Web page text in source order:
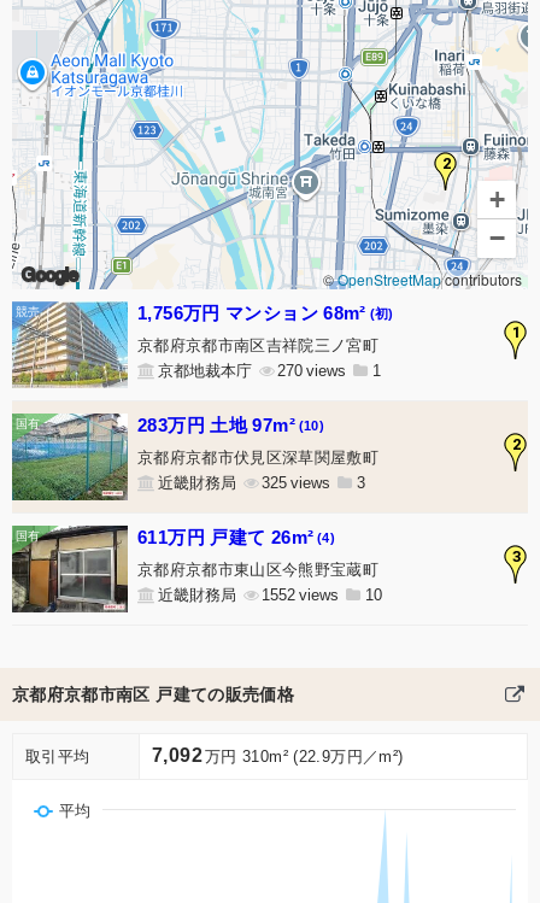
2
Google
+
−
©OpenStreetMapcontributors
1
1,756万円 マンション 68m² (初)
京都府京都市南区吉祥院三ノ宮町
京都地裁本庁
270 1
2
283万円 土地 97m² (10)
京都府京都市伏見区深草関屋敷町
近畿財務局
325 3
3
611万円 戸建て 26m² (4)
京都府京都市東山区今熊野宝蔵町
近畿財務局
1552 10
京都府京都市南区 戸建ての販売価格
取引平均 7,092万円 310m² (22.9万円／m²)
平均